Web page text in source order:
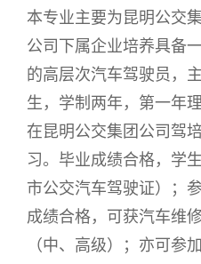
本专业主要为昆明公交
公司下属企业培养具备
的高层次汽车驾驶员，
生，学制两年，第一年
在昆明公交集团公司驾
习。毕业成绩合格，学
市公交汽车驾驶证）；
成绩合格，可获汽车维
（中、高级）；亦可参